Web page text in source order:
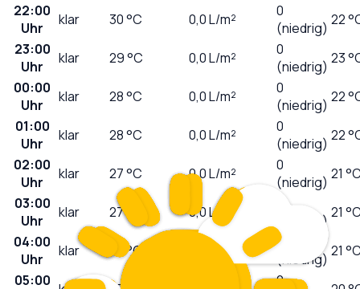
22:00
Uhr
klar 30°C 0,0L/m²
0
(niedrig) 22
23:00
Uhr
klar 29°C 0,0L/m²
0
(niedrig) 23
00:00
Uhr
klar 28°C 0,0L/m²
0
(niedrig) 22
01:00
Uhr
klar 28°C 0,0L/m²
0
(niedrig) 22
02:00
Uhr
klar 27°C 0,0L/m²
0
(niedrig) 21
03:00
Uhr
klar 27°C 0,0L/m²
(niedrig) 21
04:00
Uhr
klar °C L/m²
0
(niedrig) 21
05:00
0